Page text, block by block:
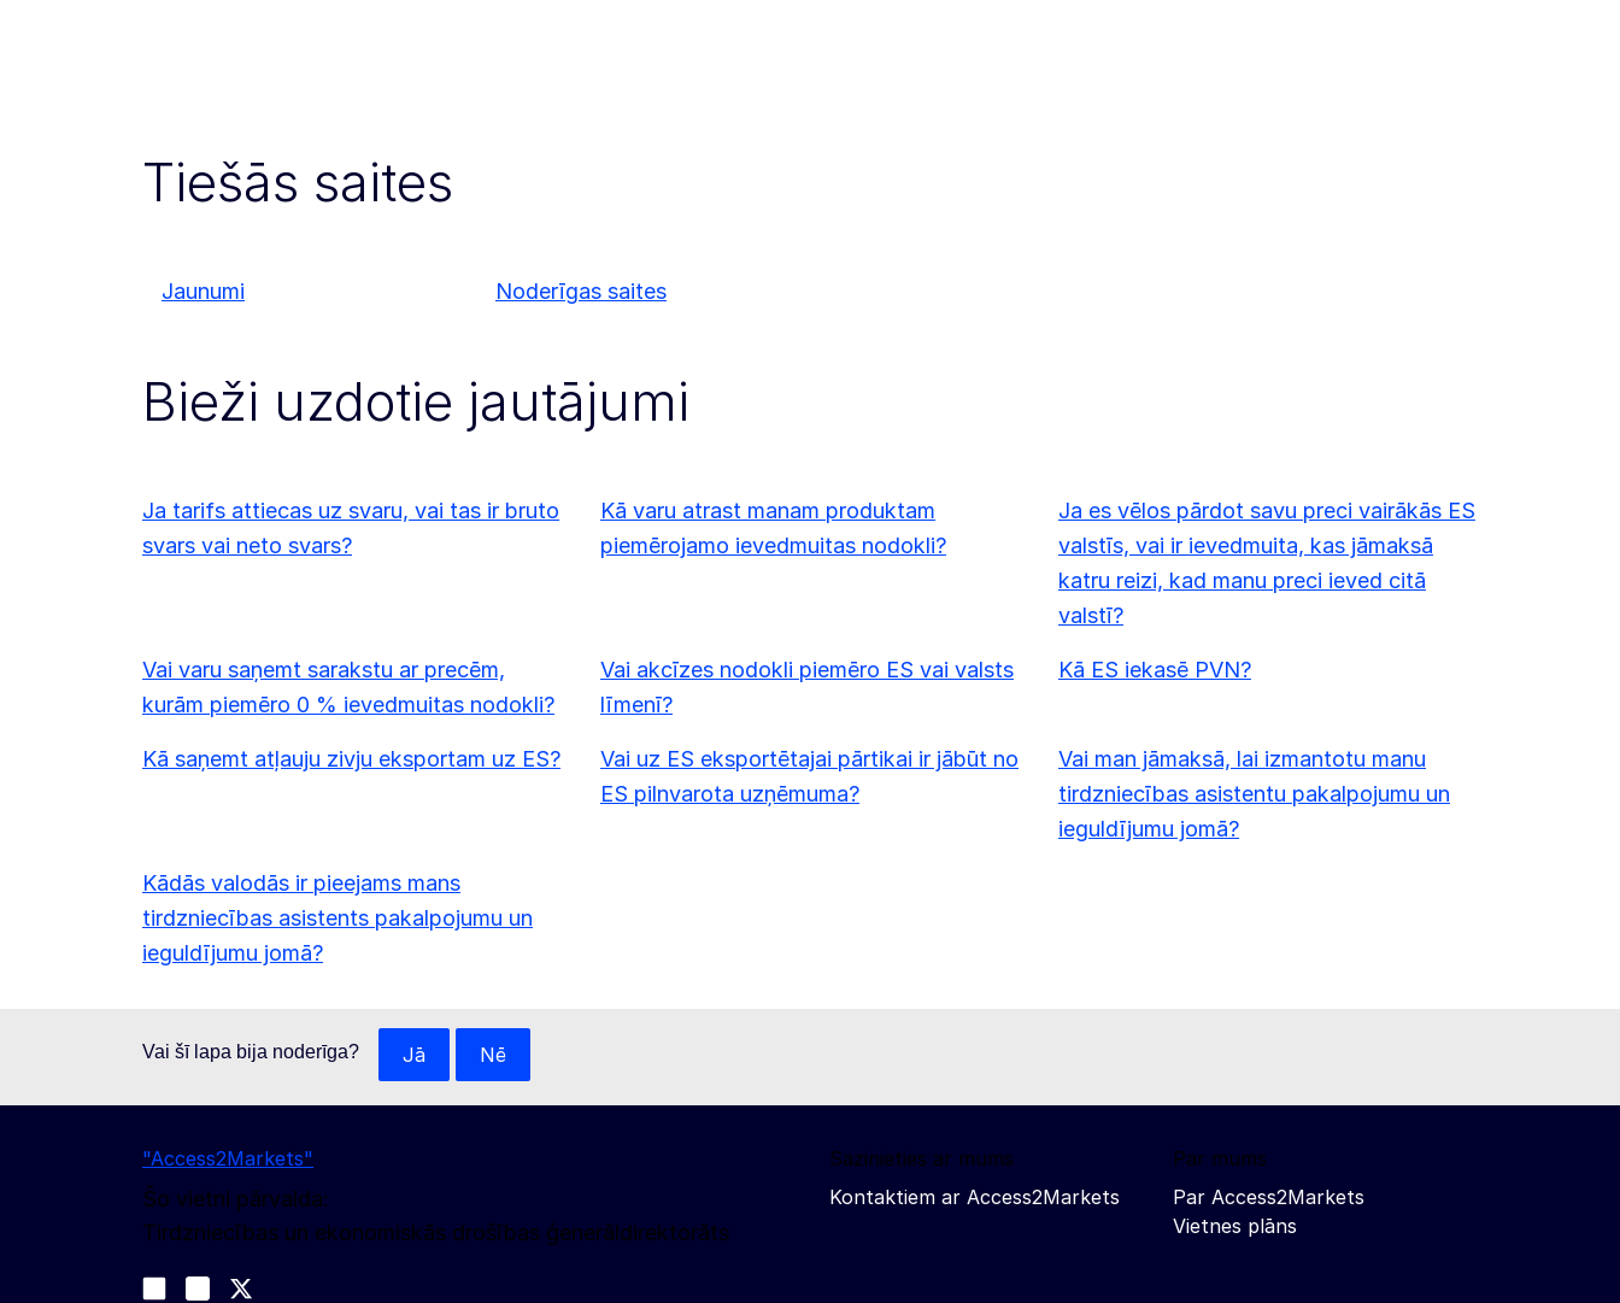
Tiešās saites
Jaunumi Noderīgas saites
Bieži uzdotie jautājumi
Ja tarifs attiecas uz svaru, vai tas ir bruto
svars vai neto svars?
Kā varu atrast manam produktam
piemērojamo ievedmuitas nodokli?
Ja es vēlos pārdot savu preci vairākās ES
valstīs, vai ir ievedmuita, kas jāmaksā
katru reizi, kad manu preci ieved citā
valstī?
Vai varu saņemt sarakstu ar precēm,
kurām piemēro 0 % ievedmuitas nodokli?
Vai akcīzes nodokli piemēro ES vai valsts
līmenī?
Kā ES iekasē PVN?
Kā saņemt atļauju zivju eksportam uz ES?
Vai uz ES eksportētajai pārtikai ir jābūt no
ES pilnvarota uzņēmuma?
Vai man jāmaksā, lai izmantotu manu
tirdzniecības asistentu pakalpojumu un
ieguldījumu jomā?
Kādās valodās ir pieejams mans
tirdzniecības asistents pakalpojumu un
ieguldījumu jomā?
Vai šī lapa bija noderīga? Jā Nē
"Access2Markets"
Šo vietni pārvalda:
Tirdzniecības un ekonomiskās drošības ģenerāldirektorāts
Join us on LinkedIn
Trade-Off podcast
Sazinieties ar mums
Kontaktiem ar Access2Markets
Par mums
Par Access2Markets
Vietnes plāns